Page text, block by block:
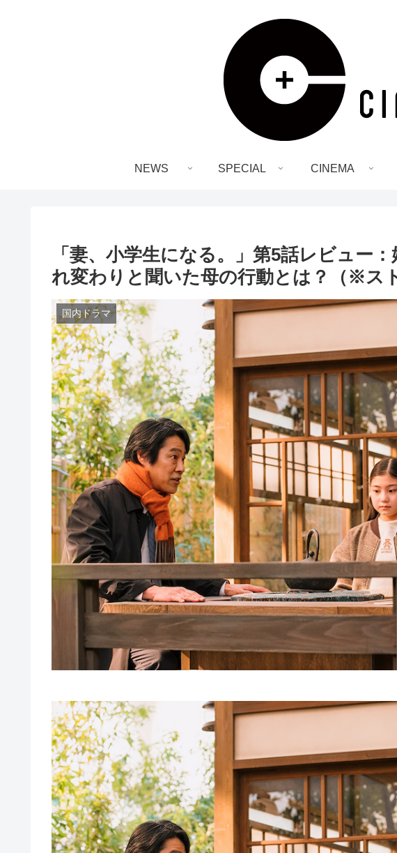
NEWS SPECIAL CINEMA
「妻、小学生になる。」第5話レビュー
れ変わりと聞いた母の行動とは？（※ス
国内ドラマ